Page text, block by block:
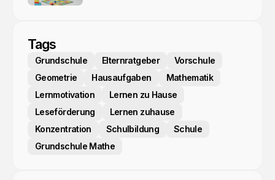
Tags
Grundschule Elternratgeber
Vorschule
Geometrie
Hausaufgaben
Mathematik
Lernmotivation
Lernen zu Hause
Leseförderung
Lernen zuhause
Konzentration
Schulbildung
Schule
Grundschule Mathe